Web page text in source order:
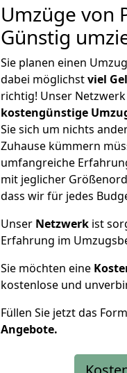
Umzüge von
Günstig
Sie planen einen
dabei möglichstviel
richtig! Unser
kostengünstige
Sie sich um nichts
Zuhause kümmern
umfangreiche
mit jeglicher
dass wir für jedes
Unser Netzwerk ist
Erfahrung im
Sie möchten eine
kostenlose und
Füllen Sie jetzt das
Angebote.